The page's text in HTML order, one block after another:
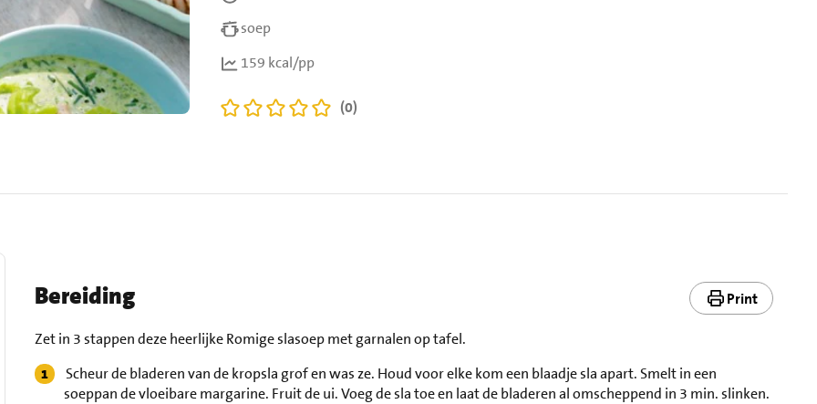
soep
159 kcal/pp
(0)
Bereiding Print
Zet in 3 stappen deze heerlijke Romige slasoep met garnalen op tafel.
Scheur de bladeren van de kropsla grof en was ze. Houd voor elke kom een blaadje sla apart. Smelt in een
soeppan de vloeibare margarine. Fruit de ui. Voeg de sla toe en laat de bladeren al omscheppend in 3 min. slinken.